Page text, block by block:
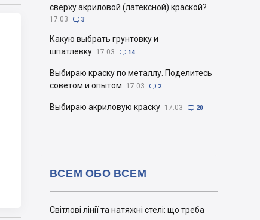
сверху акриловой (латексной) краской?
17.03  3
Какую выбрать грунтовку и
шпатлевку 17.03  14
Выбираю краску по металлу. Поделитесь
советом и опытом
17.03  2
Выбираю акриловую краску 17.03  20
Світлові лінії та натяжні стелі: що треба
ВСЕМ ОБО ВСЕМ